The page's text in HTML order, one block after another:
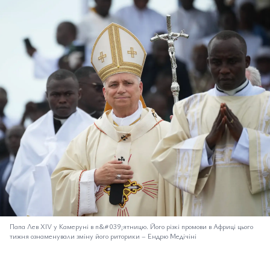
Папа Лев XIV у Камеруні в п&#039;ятницю. Його різкі промови в Африці цього
тижня ознаменували зміну його риторики – Ендрю Медічіні